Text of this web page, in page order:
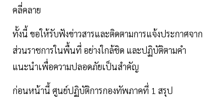
คลี่คลาย
ทั้งนี้ ขอให้รับฟังข่าวสารและติดตามการแจ้งประกาศจาก
ส่วนราชการในพื้นที่ อย่างใกล้ชิด และปฏิบัติตามคำ
แนะนำเพื่อความปลอดภัยเป็นสำคัญ
ก่อนหน้านี้ ศูนย์ปฏิบัติการกองทัพภาคที่ 1 สรุป